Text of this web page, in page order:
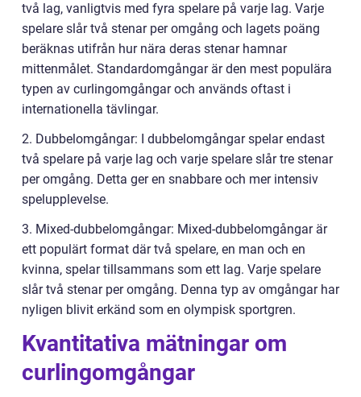
två lag, vanligtvis med fyra spelare på varje lag. Varje
spelare slår två stenar per omgång och lagets poäng
beräknas utifrån hur nära deras stenar hamnar
mittenmålet. Standardomgångar är den mest populära
typen av curlingomgångar och används oftast i
internationella tävlingar.
2. Dubbelomgångar: I dubbelomgångar spelar endast
två spelare på varje lag och varje spelare slår tre stenar
per omgång. Detta ger en snabbare och mer intensiv
spelupplevelse.
3. Mixed-dubbelomgångar: Mixed-dubbelomgångar är
ett populärt format där två spelare, en man och en
kvinna, spelar tillsammans som ett lag. Varje spelare
slår två stenar per omgång. Denna typ av omgångar har
nyligen blivit erkänd som en olympisk sportgren.
Kvantitativa mätningar om
curlingomgångar